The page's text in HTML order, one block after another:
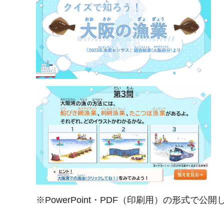
※PowerPoint・PDF（印刷用）の形式で公開